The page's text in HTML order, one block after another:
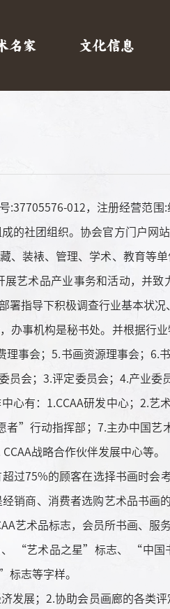
名家 文化信息
012，注册经营范围
的社团组织。协会官方门户
装裱、管理、学术、教育等
艺术品产业事务和活动，并
指导下积极调查行业基本状况
事机构是秘书处。并根据行
事会；5.书画资源理事会；6.
会；3.评定委员会；4.产业
有：1.CCAA研发中心；2.艺
”行动指挥部；7.主办中国艺
战略合作伙伴发展中心等。
75%的顾客在选择书画时会
商、消费者选购艺术品书画
艺术品标志，会员所书画、
“艺术品之星”标志、 “中
志等字样。
展；2.协助会员画廊的各类